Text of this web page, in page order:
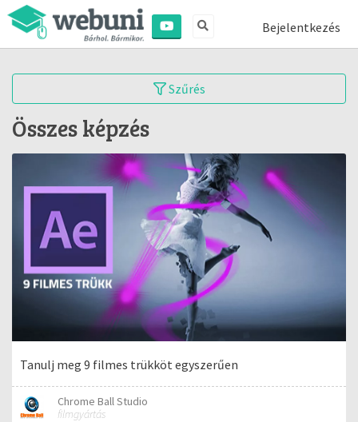
Bejelentkezés
Szűrés
Összes képzés
Tanulj meg 9 filmes trükköt egyszerűen
Chrome Ball Studio
filmgyártás